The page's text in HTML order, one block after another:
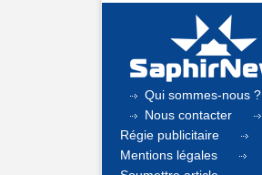
Qui sommes-nous ?
Nous contacter
Régie publicitaire
Mentions légales